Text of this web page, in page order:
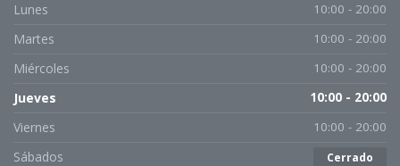
Lunes 10:00 - 20:00
Martes 10:00 - 20:00
Miércoles 10:00 - 20:00
Jueves 10:00 - 20:00
Viernes 10:00 - 20:00
Sábados Cerrado